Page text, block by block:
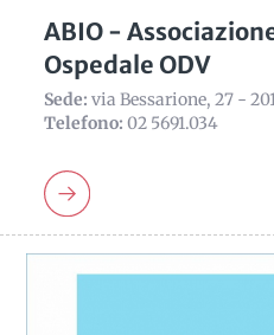
ABIO -
Ospedale ODV
Sede: via Bessarione, 27 -
Telefono: 02 5691.034